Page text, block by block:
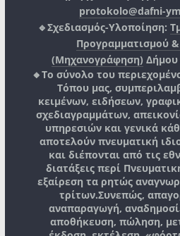
protokolo@dafni-
🔹Σχεδιασμός-Υλοποίηση:
Προγραμματισμού
(Μηχανογράφηση) Δήμου
🔸Το σύνολο του
Τόπου μας,
κειμένων, ειδήσεων,
σχεδιαγραμμάτων,
υπηρεσιών και γενικά
αποτελούν πνευματική
και διέπονται από τις
διατάξεις περί
εξαίρεση τα ρητώς
τρίτων.Συνεπώς,
αναπαραγωγή,
αποθήκευση, πώληση,